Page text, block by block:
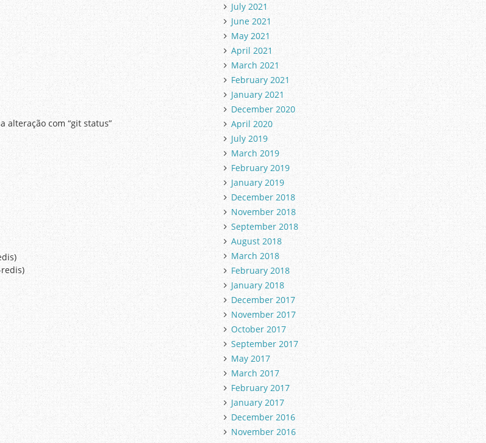
alteração com “git status”
July 2021
June 2021
May 2021
April 2021
March 2021
February 2021
January 2021
December 2020
April 2020
July 2019
March 2019
February 2019
January 2019
December 2018
November 2018
September 2018
August 2018
March 2018
February 2018
January 2018
December 2017
November 2017
October 2017
September 2017
May 2017
March 2017
February 2017
January 2017
December 2016
November 2016